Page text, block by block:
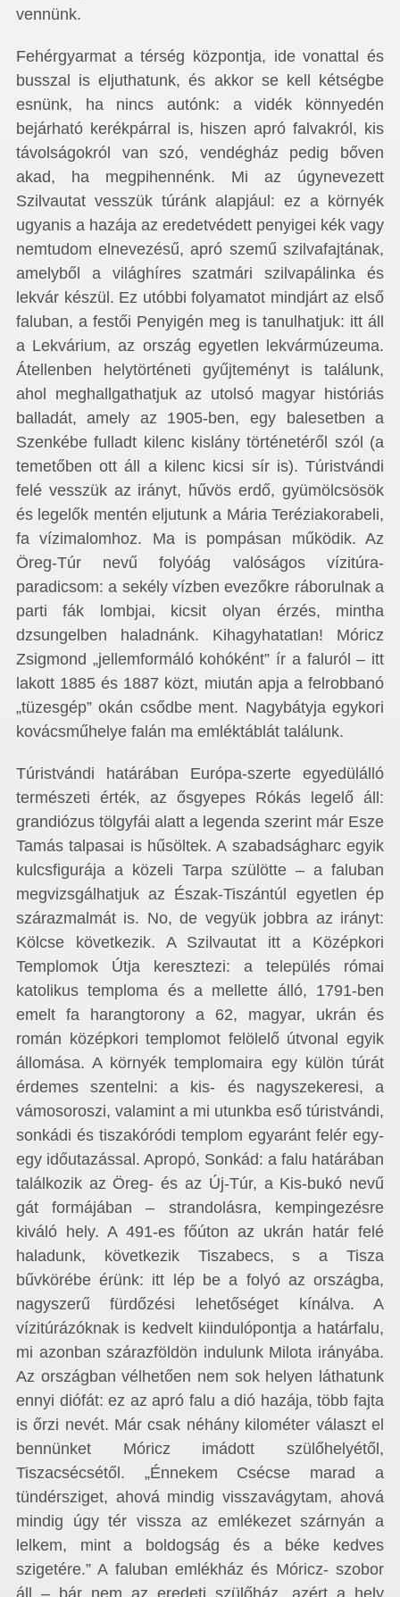
vennünk.
Fehérgyarmat a térség központja, ide vonattal és
busszal is eljuthatunk, és akkor se kell kétségbe
esnünk, ha nincs autónk: a vidék könnyedén
bejárható kerékpárral is, hiszen apró falvakról, kis
távolságokról van szó, vendégház pedig bőven
akad, ha megpihennénk. Mi az úgynevezett
Szilvautat vesszük túránk alapjául: ez a környék
ugyanis a hazája az eredetvédett penyigei kék vagy
nemtudom elnevezésű, apró szemű szilvafajtának,
amelyből a világhíres szatmári szilvapálinka és
lekvár készül. Ez utóbbi folyamatot mindjárt az első
faluban, a festői Penyigén meg is tanulhatjuk: itt áll
a Lekvárium, az ország egyetlen lekvármúzeuma.
Átellenben helytörténeti gyűjteményt is találunk,
ahol meghallgathatjuk az utolsó magyar históriás
balladát, amely az 1905-ben, egy balesetben a
Szenkébe fulladt kilenc kislány történetéről szól (a
temetőben ott áll a kilenc kicsi sír is). Túristvándi
felé vesszük az irányt, hűvös erdő, gyümölcsösök
és legelők mentén eljutunk a Mária Teréziakorabeli,
fa vízimalomhoz. Ma is pompásan működik. Az
Öreg-Túr nevű folyóág valóságos vízitúra-
paradicsom: a sekély vízben evezőkre ráborulnak a
parti fák lombjai, kicsit olyan érzés, mintha
dzsungelben haladnánk. Kihagyhatatlan! Móricz
Zsigmond „jellemformáló kohóként” ír a faluról – itt
lakott 1885 és 1887 közt, miután apja a felrobbanó
„tüzesgép” okán csődbe ment. Nagybátyja egykori
kovácsműhelye falán ma emléktáblát találunk.
Túristvándi határában Európa-szerte egyedülálló
természeti érték, az ősgyepes Rókás legelő áll:
grandiózus tölgyfái alatt a legenda szerint már Esze
Tamás talpasai is hűsöltek. A szabadságharc egyik
kulcsfigurája a közeli Tarpa szülötte – a faluban
megvizsgálhatjuk az Észak-Tiszántúl egyetlen ép
szárazmalmát is. No, de vegyük jobbra az irányt:
Kölcse következik. A Szilvautat itt a Középkori
Templomok Útja keresztezi: a település római
katolikus temploma és a mellette álló, 1791-ben
emelt fa harangtorony a 62, magyar, ukrán és
román középkori templomot felölelő útvonal egyik
állomása. A környék templomaira egy külön túrát
érdemes szentelni: a kis- és nagyszekeresi, a
vámosoroszi, valamint a mi utunkba eső túristvándi,
sonkádi és tiszakóródi templom egyaránt felér egy-
egy időutazással. Apropó, Sonkád: a falu határában
találkozik az Öreg- és az Új-Túr, a Kis-bukó nevű
gát formájában – strandolásra, kempingezésre
kiváló hely. A 491-es főúton az ukrán határ felé
haladunk, következik Tiszabecs, s a Tisza
bűvkörébe érünk: itt lép be a folyó az országba,
nagyszerű fürdőzési lehetőséget kínálva. A
vízitúrázóknak is kedvelt kiindulópontja a határfalu,
mi azonban szárazföldön indulunk Milota irányába.
Az országban vélhetően nem sok helyen láthatunk
ennyi diófát: ez az apró falu a dió hazája, több fajta
is őrzi nevét. Már csak néhány kilométer választ el
bennünket Móricz imádott szülőhelyétől,
Tiszacsécsétől. „Énnekem Csécse marad a
tündérsziget, ahová mindig visszavágytam, ahová
mindig úgy tér vissza az emlékezet szárnyán a
lelkem, mint a boldogság és a béke kedves
szigetére.” A faluban emlékház és Móricz- szobor
áll – bár nem az eredeti szülőház, azért a hely